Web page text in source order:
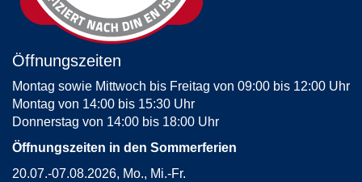
Öffnungszeiten
Montag sowie Mittwoch bis Freitag von 09:00 bis 12:00 Uhr
Montag von 14:00 bis 15:30 Uhr
Donnerstag von 14:00 bis 18:00 Uhr
Öffnungszeiten in den Sommerferien
20.07.-07.08.2026, Mo., Mi.-Fr.